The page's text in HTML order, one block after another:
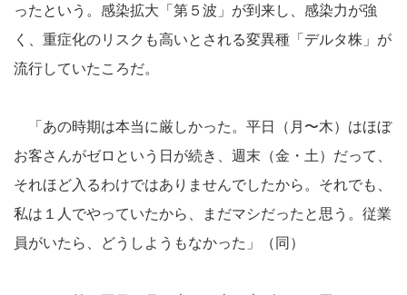
ったという。感染拡大「第５波」が到来し、感染力が強
く、重症化のリスクも高いとされる変異種「デルタ株」が
流行していたころだ。
「あの時期は本当に厳しかった。平日（月〜木）はほぼ
お客さんがゼロという日が続き、週末（金・土）だって、
それほど入るわけではありませんでしたから。それでも、
私は１人でやっていたから、まだマシだったと思う。従業
員がいたら、どうしようもなかった」（同）